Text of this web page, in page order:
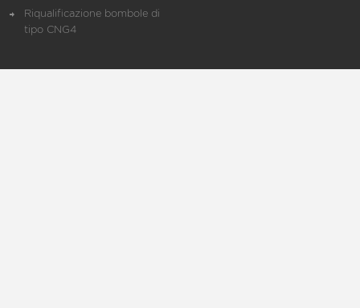
Riqualificazione bombole di
tipo CNG4